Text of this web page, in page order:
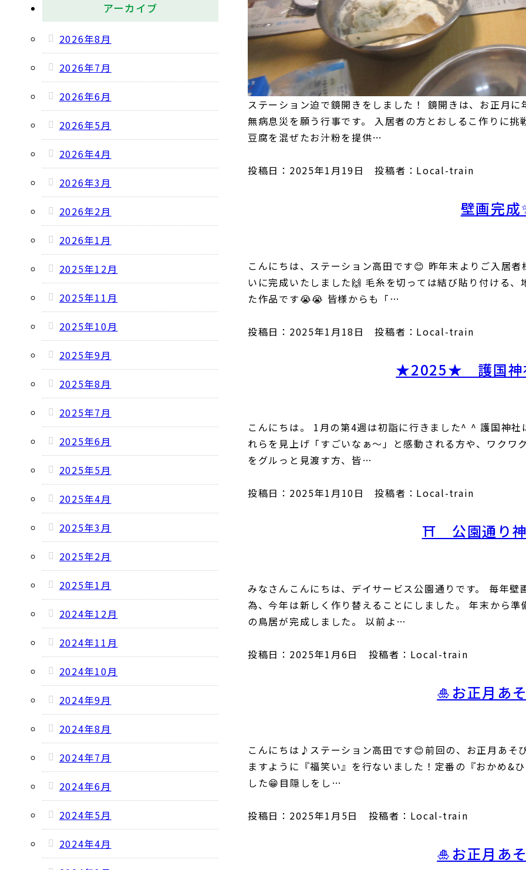
ステーション迫で鏡開きをしました！ 鏡開きは、お正月
無病息災を願う行事です。 入居者の方とおしるこ作りに
豆腐を混ぜたお汁粉を提供…
投稿日：2025年1月19日 投稿者：Local-train
壁画完成
こんにちは、ステーション高田です😊 昨年末よりご入居
いに完成いたしました🙌 毛糸を切っては結び貼り付ける
た作品です😭😭 皆様からも「…
投稿日：2025年1月18日 投稿者：Local-train
★2025★ 護国神
こんにちは。 1月の第4週は初詣に行きました^ ^ 護国神
れらを見上げ「すごいなぁ〜」と感動される方や、ワク
をグルっと見渡す方、皆…
投稿日：2025年1月10日 投稿者：Local-train
⛩ 公園通り
みなさんこんにちは、デイサービス公園通りです。 毎年
為、今年は新しく作り替えることにしました。 年末から
の鳥居が完成しました。 以前よ…
投稿日：2025年1月6日 投稿者：Local-train
🎍お正月あ
こんにちは♪ステーション高田です😊前回の、お正月あそ
ますように『福笑い』を行ないました！定番の『おかめ&
した😁目隠しをし…
投稿日：2025年1月5日 投稿者：Local-train
🎍お正月あ
アーカイブ
2026年8月
2026年7月
2026年6月
2026年5月
2026年4月
2026年3月
2026年2月
2026年1月
2025年12月
2025年11月
2025年10月
2025年9月
2025年8月
2025年7月
2025年6月
2025年5月
2025年4月
2025年3月
2025年2月
2025年1月
2024年12月
2024年11月
2024年10月
2024年9月
2024年8月
2024年7月
2024年6月
2024年5月
2024年4月